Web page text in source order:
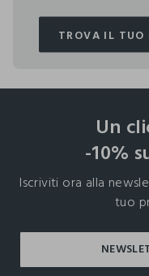
TROVA IL TUO
TROVA IL TUO
Un
-10%
Iscriviti ora alla
tuo